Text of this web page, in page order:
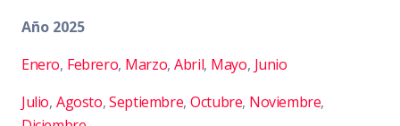
Año 2025
Enero, Febrero, Marzo,Abril, Mayo, Junio
Julio, Agosto,Septiembre,Octubre, Noviembre,